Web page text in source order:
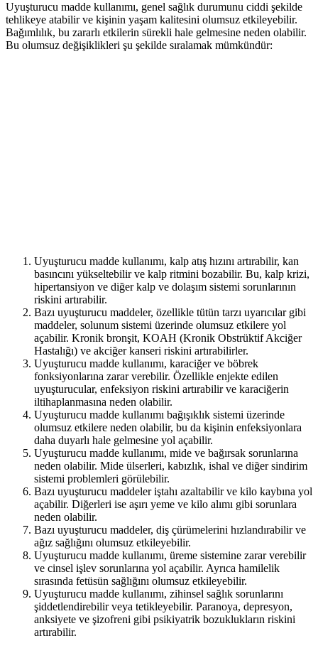
Uyuşturucu madde kullanımı, genel sağlık durumunu ciddi şekilde
tehlikeye atabilir ve kişinin yaşam kalitesini olumsuz etkileyebilir.
Bağımlılık, bu zararlı etkilerin sürekli hale gelmesine neden olabilir.
Bu olumsuz değişiklikleri şu şekilde sıralamak mümkündür:
Uyuşturucu madde kullanımı, kalp atış hızını artırabilir, kan
basıncını yükseltebilir ve kalp ritmini bozabilir. Bu, kalp krizi,
hipertansiyon ve diğer kalp ve dolaşım sistemi sorunlarının
riskini artırabilir.
Bazı uyuşturucu maddeler, özellikle tütün tarzı uyarıcılar gibi
maddeler, solunum sistemi üzerinde olumsuz etkilere yol
açabilir. Kronik bronşit, KOAH (Kronik Obstrüktif Akciğer
Hastalığı) ve akciğer kanseri riskini artırabilirler.
Uyuşturucu madde kullanımı, karaciğer ve böbrek
fonksiyonlarına zarar verebilir. Özellikle enjekte edilen
uyuşturucular, enfeksiyon riskini artırabilir ve karaciğerin
iltihaplanmasına neden olabilir.
Uyuşturucu madde kullanımı bağışıklık sistemi üzerinde
olumsuz etkilere neden olabilir, bu da kişinin enfeksiyonlara
daha duyarlı hale gelmesine yol açabilir.
Uyuşturucu madde kullanımı, mide ve bağırsak sorunlarına
neden olabilir. Mide ülserleri, kabızlık, ishal ve diğer sindirim
sistemi problemleri görülebilir.
Bazı uyuşturucu maddeler iştahı azaltabilir ve kilo kaybına yol
açabilir. Diğerleri ise aşırı yeme ve kilo alımı gibi sorunlara
neden olabilir.
Bazı uyuşturucu maddeler, diş çürümelerini hızlandırabilir ve
ağız sağlığını olumsuz etkileyebilir.
Uyuşturucu madde kullanımı, üreme sistemine zarar verebilir
ve cinsel işlev sorunlarına yol açabilir. Ayrıca hamilelik
sırasında fetüsün sağlığını olumsuz etkileyebilir.
Uyuşturucu madde kullanımı, zihinsel sağlık sorunlarını
şiddetlendirebilir veya tetikleyebilir. Paranoya, depresyon,
anksiyete ve şizofreni gibi psikiyatrik bozuklukların riskini
artırabilir.